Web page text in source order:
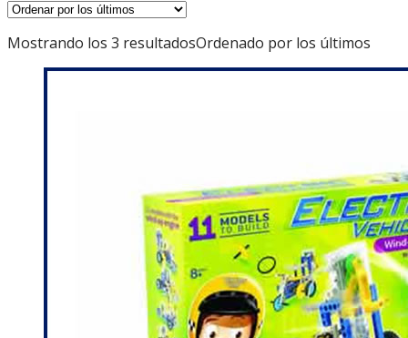
Mostrando los 3 resultadosOrdenado por los últimos